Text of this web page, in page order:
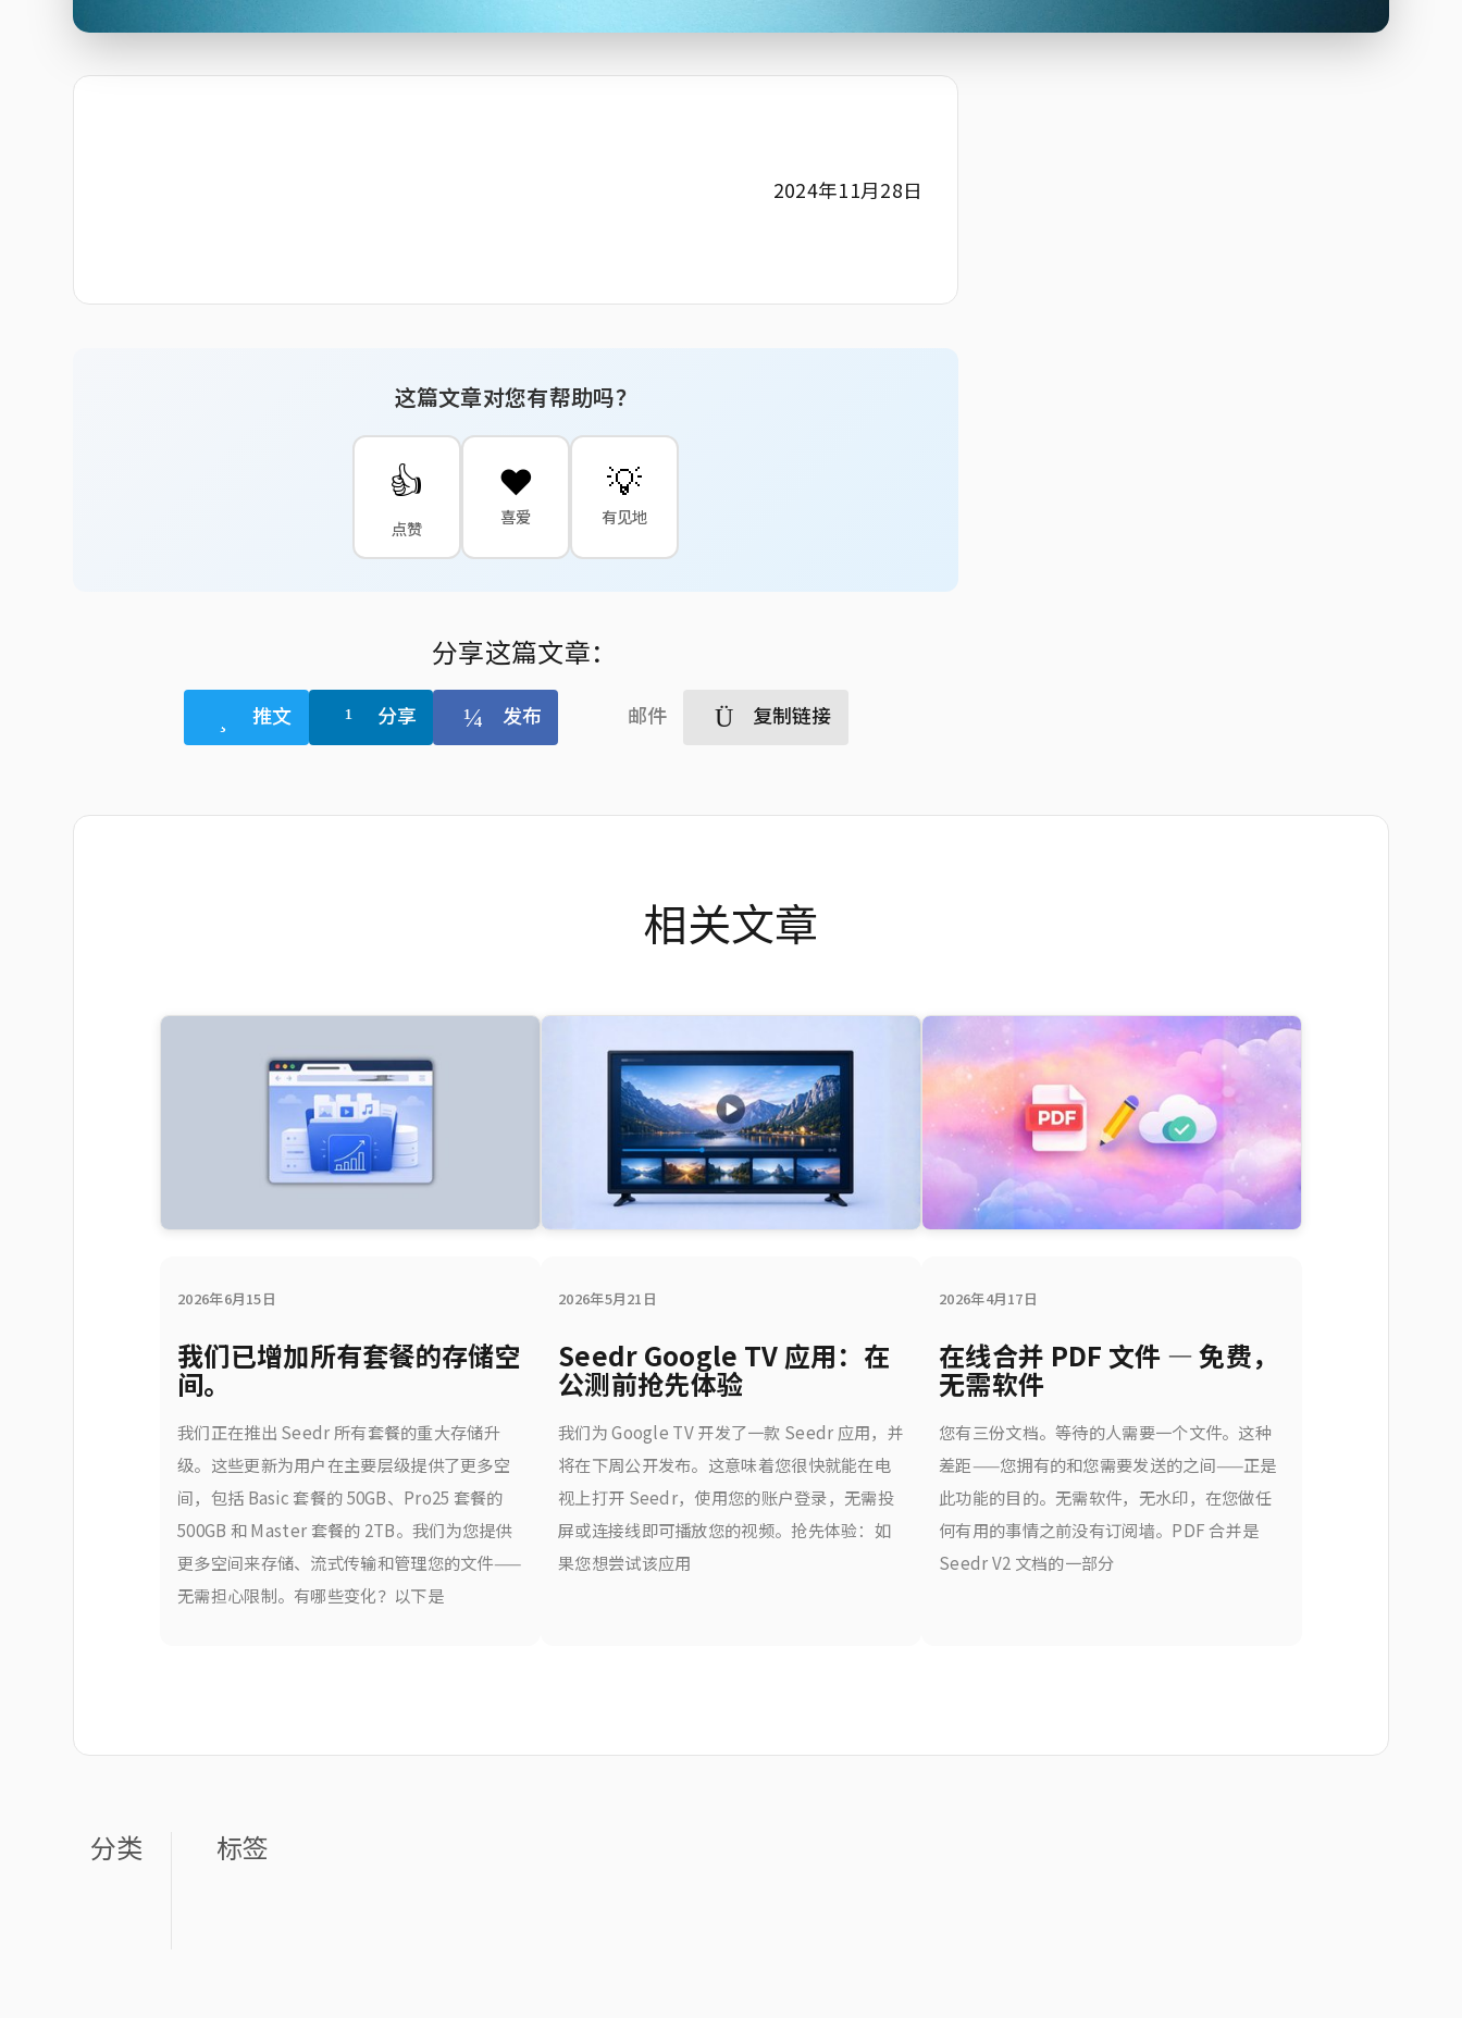
2024年11月28日
这篇文章对您有帮助吗？
👍
点赞
❤️
喜爱
💡
有见地
分享这篇文章：
推文 分享 发布 邮件 复制链接
相关文章
2026年6月15日
我们已增加所有套餐的存储空
间。
我们正在推出 Seedr 所有套餐的重大存储升
级。这些更新为用户在主要层级提供了更多空
间，包括 Basic 套餐的 50GB、Pro25 套餐的
500GB 和 Master 套餐的 2TB。我们为您提供
更多空间来存储、流式传输和管理您的文件——
无需担心限制。有哪些变化？以下是
2026年5月21日
Seedr Google TV 应用：在
公测前抢先体验
我们为 Google TV 开发了一款 Seedr 应用，并
将在下周公开发布。这意味着您很快就能在电
视上打开 Seedr，使用您的账户登录，无需投
屏或连接线即可播放您的视频。抢先体验：如
果您想尝试该应用
2026年4月17日
在线合并 PDF 文件 — 免费，
无需软件
您有三份文档。等待的人需要一个文件。这种
差距——您拥有的和您需要发送的之间——正是
此功能的目的。无需软件，无水印，在您做任
何有用的事情之前没有订阅墙。PDF 合并是
Seedr V2 文档的一部分
分类 标签